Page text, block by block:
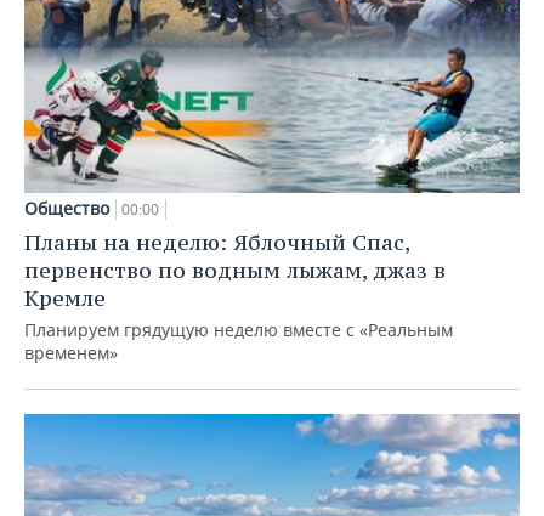
Общество 00:00
Планы на неделю: Яблочный Спас,
первенство по водным лыжам, джаз в
Кремле
Планируем грядущую неделю вместе с «Реальным
временем»